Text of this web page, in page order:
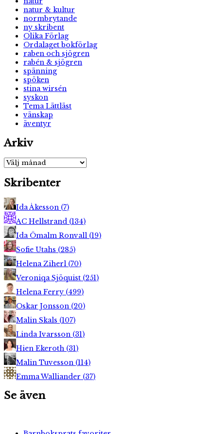
natur & kultur
normbrytande
ny skribent
Olika Förlag
Ordalaget bokförlag
raben och sjögren
rabén & sjögren
spänning
spöken
stina wirsén
syskon
Tema Lättläst
vänskap
äventyr
Arkiv
Arkiv
Skribenter
Ida Åkesson (7)
AC Hellstrand (134)
Ida Ömalm Ronvall (19)
Sofie Utahs (285)
Helena Ziherl (70)
Veroniqa Sjöquist (251)
Helena Ferry (499)
Oskar Jonsson (20)
Malin Skals (107)
Linda Ivarsson (31)
Hien Ekeroth (31)
Malin Tuvesson (114)
Emma Walliander (37)
Se även